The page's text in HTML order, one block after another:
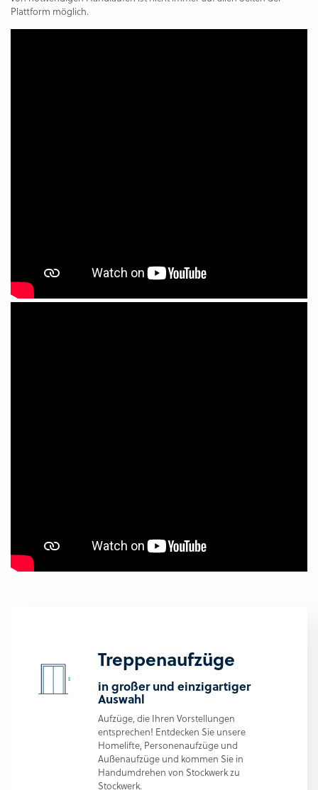
Plattform möglich.
Treppenaufzüge
in großer und einzigartiger
Auswahl
Aufzüge, die Ihren Vorstellungen
entsprechen! Entdecken Sie unsere
Homelifte, Personenaufzüge und
Außenaufzüge und kommen Sie in
Handumdrehen von Stockwerk zu
Stockwerk.